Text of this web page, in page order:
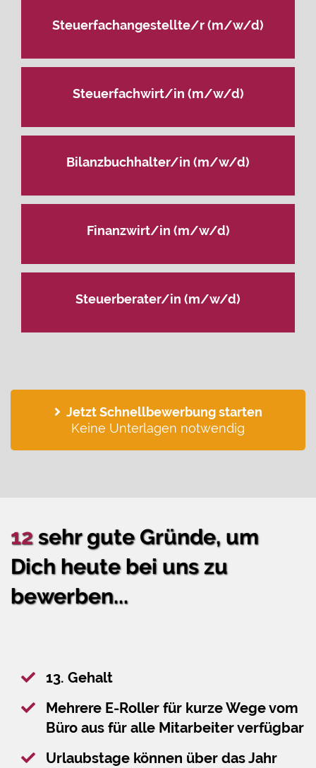
Steuerfachangestellte/r (m/w/d)
Steuerfachwirt/in (m/w/d)
Bilanzbuchhalter/in (m/w/d)
Finanzwirt/in (m/w/d)
Steuerberater/in (m/w/d)
Jetzt Schnellbewerbung starten
Keine Unterlagen notwendig
12sehr gute Gründe, um
Dich heute bei uns zu
bewerben...
13. Gehalt
Mehrere E-Roller für kurze Wege vom
Büro aus für alle Mitarbeiter verfügbar
Urlaubstage können über das Jahr